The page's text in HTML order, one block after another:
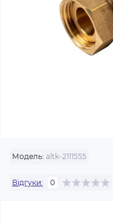
Модель: altk-2111555
Відгуки: 0